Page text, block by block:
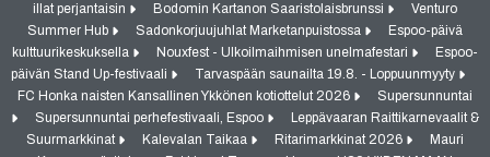
illat perjantaisin
Bodomin Kartanon Saaristolaisbrunssi
Venturo
Summer Hub
Sadonkorjuujuhlat Marketanpuistossa
Espoo-päivä
kulttuurikeskuksella
Nouxfest - Ulkoilmaihmisen unelmafestari
Espoo-
päivän Stand Up-festivaali
Tarvaspään saunailta 19.8. - Loppuunmyyty
FC Honka naisten Kansallinen Ykkönen kotiottelut 2026
Supersunnuntai
Supersunnuntai perhefestivaali, Espoo
Leppävaaran Raittikarnevaalit &
Suurmarkkinat
Kalevalan Taikaa Ritarimarkkinat 2026
Mauri